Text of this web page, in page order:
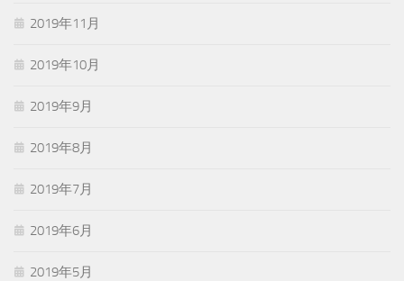
2019年11月
2019年10月
2019年9月
2019年8月
2019年7月
2019年6月
2019年5月